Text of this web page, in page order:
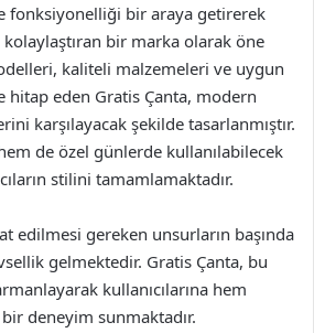
fonksiyonelliği bir araya getirerek
kolaylaştıran bir marka olarak öne
kaliteli malzemeleri ve uygun
hitap eden Gratis Çanta, modern
karşılayacak şekilde tasarlanmıştır.
de özel günlerde kullanılabilecek
stilini tamamlamaktadır.
edilmesi gereken unsurların başında
gelmektedir. Gratis Çanta, bu
kullanıcılarına hem
deneyim sunmaktadır.